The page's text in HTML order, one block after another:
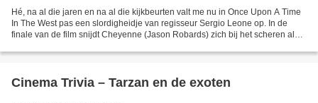
Hé, na al die jaren en na al die kijkbeurten valt me nu in Once Upon A Time
In The West pas een slordigheidje van regisseur Sergio Leone op. In de
finale van de film snijdt Cheyenne (Jason Robards) zich bij het scheren als
Cinema Trivia – Tarzan en de exoten